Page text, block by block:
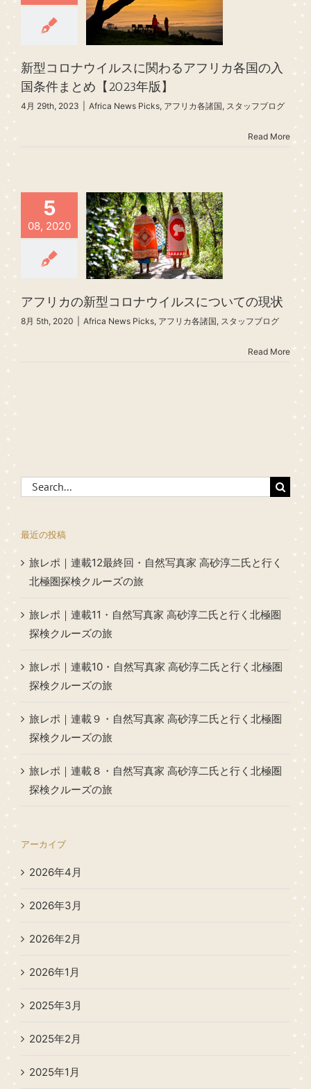
新型コロナウイルスに関わるアフリカ各国の入
国条件まとめ【2023年版】
4月 29th, 2023 Africa News Picks, アフリカ各諸国, スタッフブログ
Read More
5
08, 2020
アフリカの新型コロナウイルスについての現状
8月 5th, 2020 Africa News Picks, アフリカ各諸国, スタッフブログ
Read More
Search
for:
最近の投稿
旅レポ｜連載12最終回・自然写真家 高砂淳二氏と行く
北極圏探検クルーズの旅
旅レポ｜連載11・自然写真家 高砂淳二氏と行く北極圏
探検クルーズの旅
旅レポ｜連載10・自然写真家 高砂淳二氏と行く北極圏
探検クルーズの旅
旅レポ｜連載９・自然写真家 高砂淳二氏と行く北極圏
探検クルーズの旅
旅レポ｜連載８・自然写真家 高砂淳二氏と行く北極圏
探検クルーズの旅
アーカイブ
2026年4月
2026年3月
2026年2月
2026年1月
2025年3月
2025年2月
2025年1月